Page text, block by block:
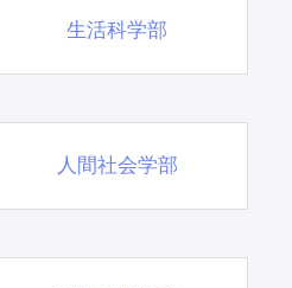
生活科学部
人間社会学部